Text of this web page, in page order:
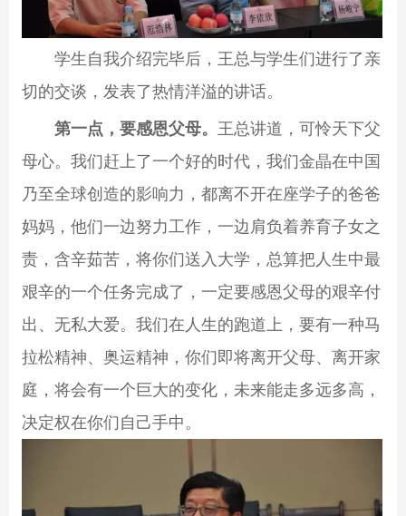
学生自我介绍完毕后，王总与学生们进行了亲
切的交谈，发表了热情洋溢的讲话。
第一点，要感恩父母。 王总讲道，可怜天下父
母心。我们赶上了一个好的时代，我们金晶在中国
乃至全球创造的影响力，都离不开在座学子的爸爸
妈妈，他们一边努力工作，一边肩负着养育子女之
责，含辛茹苦，将你们送入大学，总算把人生中最
艰辛的一个任务完成了，一定要感恩父母的艰辛付
出、无私大爱。我们在人生的跑道上，要有一种马
拉松精神、奥运精神，你们即将离开父母、离开家
庭，将会有一个巨大的变化，未来能走多远多高，
决定权在你们自己手中。